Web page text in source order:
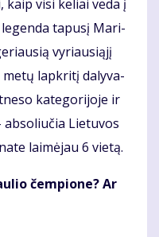
vi­si ke­liai ve­da į
le­gen­da ta­pu­sį Ma­ri­
vy­riau­si­ą­jį
me­tų lap­kri­tį da­ly­va­
ka­te­go­ri­jo­je ir
Lie­tu­vos
lai­mė­jau 6 vie­tą.
čem­pio­ne? Ar